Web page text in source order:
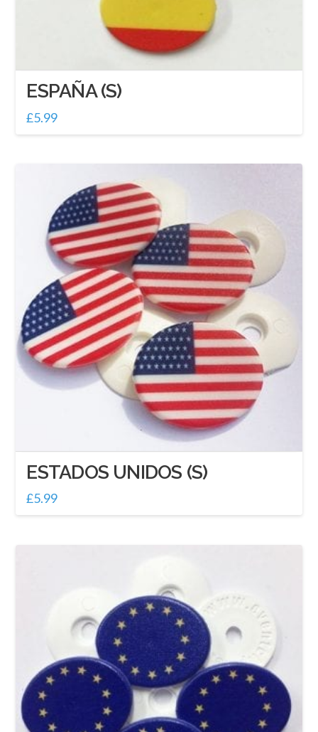
ESPAÑA (S)
£5.99
ESTADOS UNIDOS (S)
£5.99